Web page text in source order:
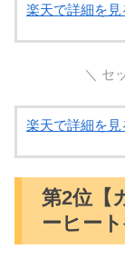
楽天で詳細を見
＼ セ
楽天で詳細を見
第2位【
ーヒー